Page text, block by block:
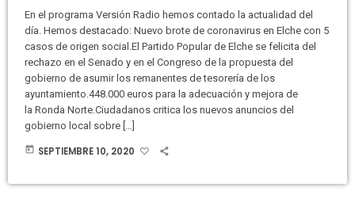
En el programa Versión Radio hemos contado la actualidad del
día. Hemos destacado: Nuevo brote de coronavirus en Elche con 5
casos de origen social.El Partido Popular de Elche se felicita del
rechazo en el Senado y en el Congreso de la propuesta del
gobierno de asumir los remanentes de tesorería de los
ayuntamiento.448.000 euros para la adecuación y mejora de
la Ronda Norte.Ciudadanos critica los nuevos anuncios del
gobierno local sobre […]
today SEPTIEMBRE 10, 2020